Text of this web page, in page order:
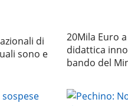
di
sono e
20Mila Euro
didattica
bando del